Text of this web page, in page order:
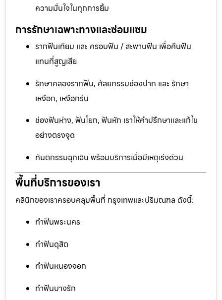
ความมั่นใจในทุกการยิ้ม
การรักษาเฉพาะทางและซ่อมแซม
รากฟันเทียม และ ครอบฟัน / สะพานฟัน เพื่อคืนฟัน
แทนที่สูญเสีย
รักษาคลองรากฟัน, ศัลยกรรมช่องปาก และ รักษา
เหงือก, เหงือกร่น
ช่องฟันห่าง, ฟันโยก, ฟันหัก เราให้คำปรึกษาและแก้ไข
อย่างตรงจุด
ทันตกรรมฉุกเฉิน พร้อมบริการเมื่อมีเหตุเร่งด่วน
พื้นที่บริการของเรา
คลินิกของเราครอบคลุมพื้นที่ กรุงเทพและปริมณฑล ดังนี้:
ทำฟันพระนคร
ทำฟันดุสิต
ทำฟันหนองจอก
ทำฟันบางรัก